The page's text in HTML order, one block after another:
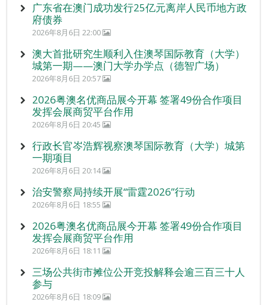
广东省在澳门成功发行25亿元离岸人民币地方政
府债券
2026年8月6日 22:00
澳大首批研究生顺利入住澳琴国际教育（大学）
城第一期——澳门大学办学点（德智广场）
2026年8月6日 20:57
2026粤澳名优商品展今开幕 签署49份合作项目
发挥会展商贸平台作用
2026年8月6日 20:45
行政长官岑浩辉视察澳琴国际教育（大学）城第
一期项目
2026年8月6日 20:14
治安警察局持续开展“雷霆2026”行动
2026年8月6日 18:55
2026粤澳名优商品展今开幕 签署49份合作项目
发挥会展商贸平台作用
2026年8月6日 18:11
三场公共街市摊位公开竞投解释会逾三百三十人
参与
2026年8月6日 18:09